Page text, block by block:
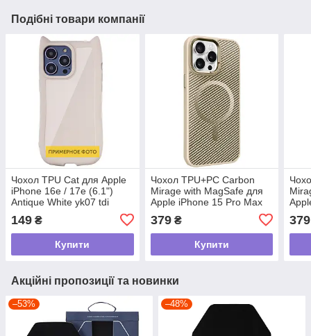
Подібні товари компанії
Чохол TPU Cat для Apple
iPhone 16e / 17e (6.1")
Antique White yk07 tdi
149 ₴
Купити
Чохол TPU+PC Carbon
Mirage with MagSafe для
Apple iPhone 15 Pro Max
(6.7") Antique White yk07
tdi
379₴
Купити
379
Акційні пропозиції та новинки
–53% –48%